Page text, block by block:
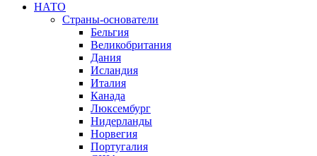
НАТО
Страны-основатели
Бельгия
Великобритания
Дания
Исландия
Италия
Канада
Люксембург
Нидерланды
Норвегия
Португалия